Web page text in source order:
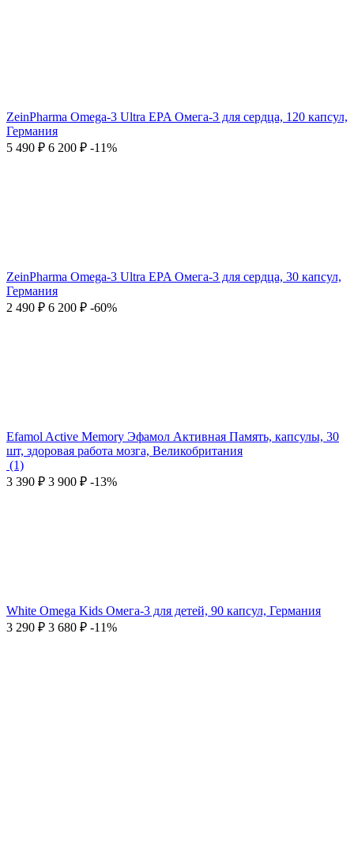
ZeinPharma Omega-3 Ultra EPA Омега-3 для сердца, 120 капсул,
Германия
5 490 ₽ 6 200 ₽ -11%
ZeinPharma Omega-3 Ultra EPA Омега-3 для сердца, 30 капсул,
Германия
2 490 ₽ 6 200 ₽ -60%
Efamol Active Memory Эфамол Активная Память, капсулы, 30
шт, здоровая работа мозга, Великобритания
(1)
3 390 ₽ 3 900 ₽ -13%
White Omega Kids Омега-3 для детей, 90 капсул, Германия
3 290 ₽ 3 680 ₽ -11%